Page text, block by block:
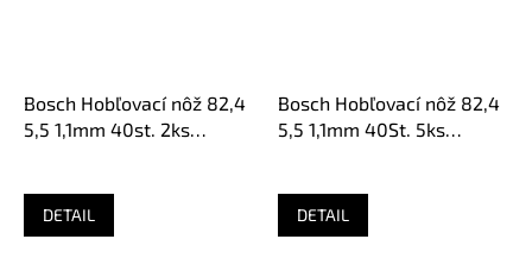
Bosch Hobľovací nôž 82,4
5,5 1,1mm 40st. 2ks
DETAIL
Bosch Hobľovací nôž 82,4
5,5 1,1mm 40St. 5ks
DETAIL